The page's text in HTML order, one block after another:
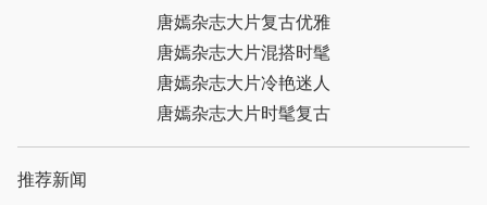
唐嫣杂志大片复古优雅
唐嫣杂志大片混搭时髦
唐嫣杂志大片冷艳迷人
唐嫣杂志大片时髦复古
推荐新闻